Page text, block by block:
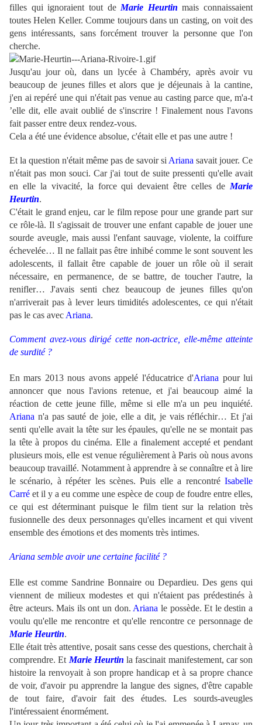
filles qui ignoraient tout de Marie Heurtin mais connaissaient
toutes Helen Keller. Comme toujours dans un casting, on voit des
gens intéressants, sans forcément trouver la personne que l'on
cherche.
Jusqu'au jour où, dans un lycée à Chambéry, après avoir vu
beaucoup de jeunes filles et alors que je déjeunais à la cantine,
j'en ai repéré une qui n'était pas venue au casting parce que, m'a-t
’elle dit, elle avait oublié de s'inscrire ! Finalement nous l'avons
fait passer entre deux rendez-vous.
Cela a été une évidence absolue, c'était elle et pas une autre !
Et la question n'était même pas de savoir si Ariana savait jouer. Ce
n'était pas mon souci. Car j'ai tout de suite pressenti qu'elle avait
en elle la vivacité, la force qui devaient être celles de Marie
Heurtin.
C'était le grand enjeu, car le film repose pour une grande part sur
ce rôle-là. Il s'agissait de trouver une enfant capable de jouer une
sourde aveugle, mais aussi l'enfant sauvage, violente, la coiffure
échevelée… Il ne fallait pas être inhibé comme le sont souvent les
adolescents, il fallait être capable de jouer un rôle où il serait
nécessaire, en permanence, de se battre, de toucher l'autre, la
renifler… J'avais senti chez beaucoup de jeunes filles qu'on
n'arriverait pas à lever leurs timidités adolescentes, ce qui n'était
pas le cas avec Ariana.
Comment avez-vous dirigé cette non-actrice, elle-même atteinte
de surdité ?
En mars 2013 nous avons appelé l'éducatrice d'Ariana pour lui
annoncer que nous l'avions retenue, et j'ai beaucoup aimé la
réaction de cette jeune fille, même si elle m'a un peu inquiété.
Ariana n'a pas sauté de joie, elle a dit, je vais réfléchir… Et j'ai
senti qu'elle avait la tête sur les épaules, qu'elle ne se montait pas
la tête à propos du cinéma. Elle a finalement accepté et pendant
plusieurs mois, elle est venue régulièrement à Paris où nous avons
beaucoup travaillé. Notamment à apprendre à se connaître et à lire
le scénario, à répéter les scènes. Puis elle a rencontré Isabelle
Carré et il y a eu comme une espèce de coup de foudre entre elles,
ce qui est déterminant puisque le film tient sur la relation très
fusionnelle des deux personnages qu'elles incarnent et qui vivent
ensemble des émotions et des moments très intimes.
Ariana semble avoir une certaine facilité ?
Elle est comme Sandrine Bonnaire ou Depardieu. Des gens qui
viennent de milieux modestes et qui n'étaient pas prédestinés à
être acteurs. Mais ils ont un don. Ariana le possède. Et le destin a
voulu qu'elle me rencontre et qu'elle rencontre ce personnage de
Marie Heurtin.
Elle était très attentive, posait sans cesse des questions, cherchait à
comprendre. Et Marie Heurtin la fascinait manifestement, car son
histoire la renvoyait à son propre handicap et à sa propre chance
de voir, d'avoir pu apprendre la langue des signes, d'être capable
de tout faire, d'avoir fait des études. Les sourds-aveugles
l'intéressaient énormément.